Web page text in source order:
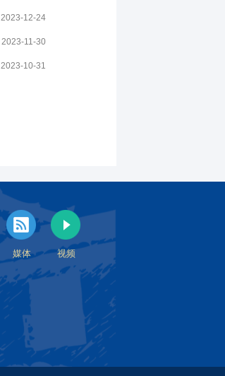
2023-12-24
2023-11-30
2023-10-31
媒体 视频